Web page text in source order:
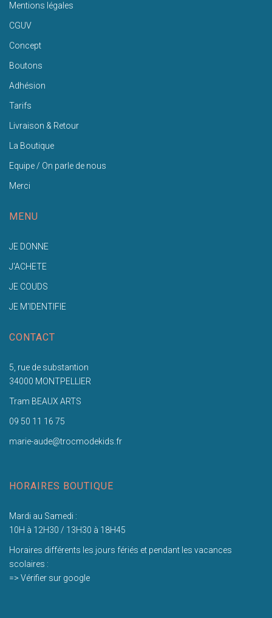
Mentions légales
CGUV
Concept
Boutons
Adhésion
Tarifs
Livraison & Retour
La Boutique
Equipe / On parle de nous
Merci
MENU
JE DONNE
J'ACHETE
JE COUDS
JE M'IDENTIFIE
CONTACT
5, rue de substantion
34000 MONTPELLIER
Tram BEAUX ARTS
09 50 11 16 75
marie-aude@trocmodekids.fr
HORAIRES BOUTIQUE
Mardi au Samedi :
10H à 12H30 / 13H30 à 18H45
Horaires différents les jours fériés et pendant les vacances
scolaires :
=> Vérifier sur google